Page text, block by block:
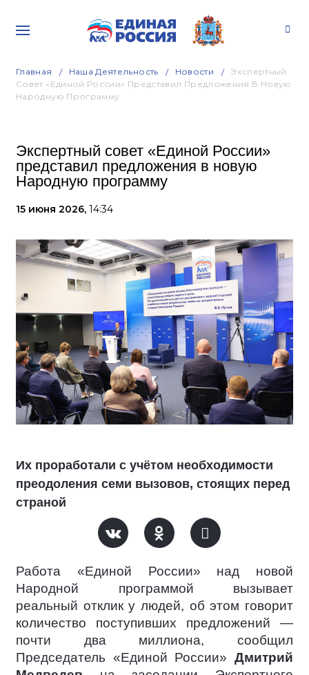
Главная Наша Деятельность Новости
Экспертный
Совет «Единой России» Представил Предложения В Новую
Народную Программу
Экспертный совет «Единой России»
представил предложения в новую
Народную программу
15 июня 2026, 14:34
Их проработали с учётом необходимости
преодоления семи вызовов, стоящих перед
страной
Работа «Единой России» над новой
Народной программой вызывает
реальный отклик у людей, об этом говорит
количество поступивших предложений —
почти два миллиона, сообщил
Председатель «Единой России» Дмитрий